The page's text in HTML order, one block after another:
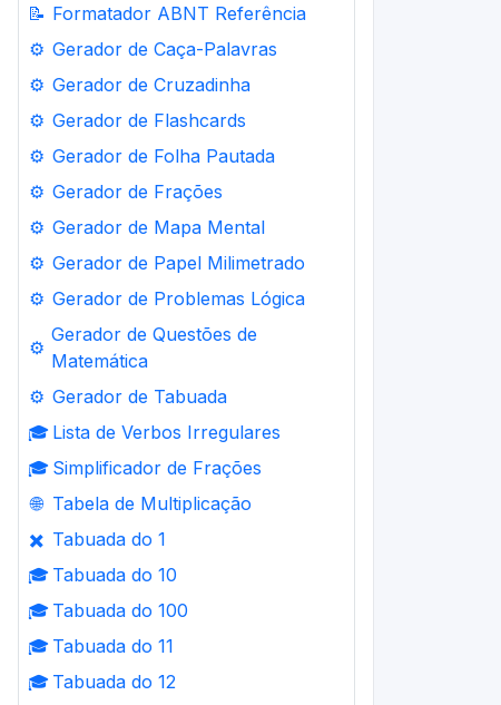
📝 Formatador ABNT Referência
⚙️ Gerador de Caça-Palavras
⚙️ Gerador de Cruzadinha
⚙️ Gerador de Flashcards
⚙️ Gerador de Folha Pautada
⚙️ Gerador de Frações
⚙️ Gerador de Mapa Mental
⚙️ Gerador de Papel Milimetrado
⚙️ Gerador de Problemas Lógica
⚙️
Gerador de Questões de
Matemática
⚙️ Gerador de Tabuada
🎓 Lista de Verbos Irregulares
🎓 Simplificador de Frações
🌐 Tabela de Multiplicação
✖️ Tabuada do 1
🎓 Tabuada do 10
🎓 Tabuada do 100
🎓 Tabuada do 11
🎓 Tabuada do 12